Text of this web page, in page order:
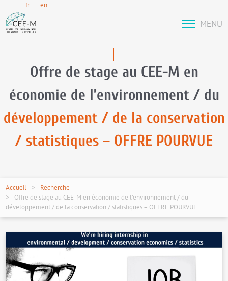
fr en
MENU
Offre de stage au CEE-M en
économie de l’environnement / du
développement / de la conservation
/ statistiques – OFFRE POURVUE
Accueil
Recherche
Offre de stage au CEE-M en économie de l’environnement / du
développement / de la conservation / statistiques – OFFRE POURVUE